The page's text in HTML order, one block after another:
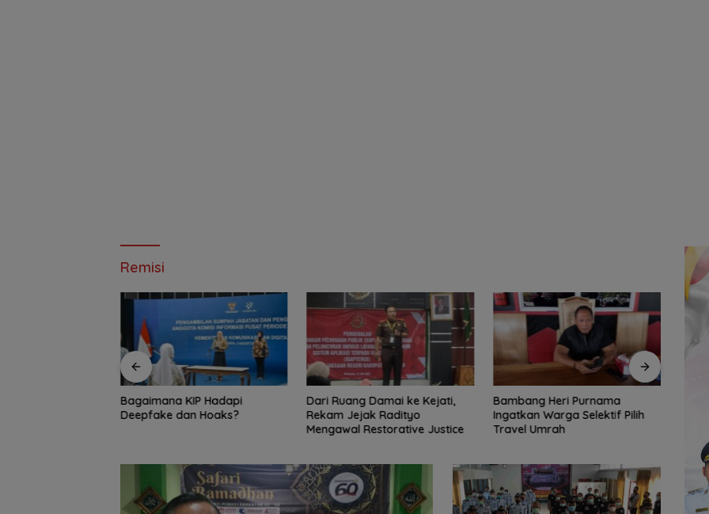
Remisi
Dari Ruang Damai ke Kejati,
Rekam Jejak Radityo
Bambang Heri Purnama
Ingatkan Warga Selektif Pilih
Travel Umrah
Bangun Banua Gandeng Media,
Perkuat Transparansi